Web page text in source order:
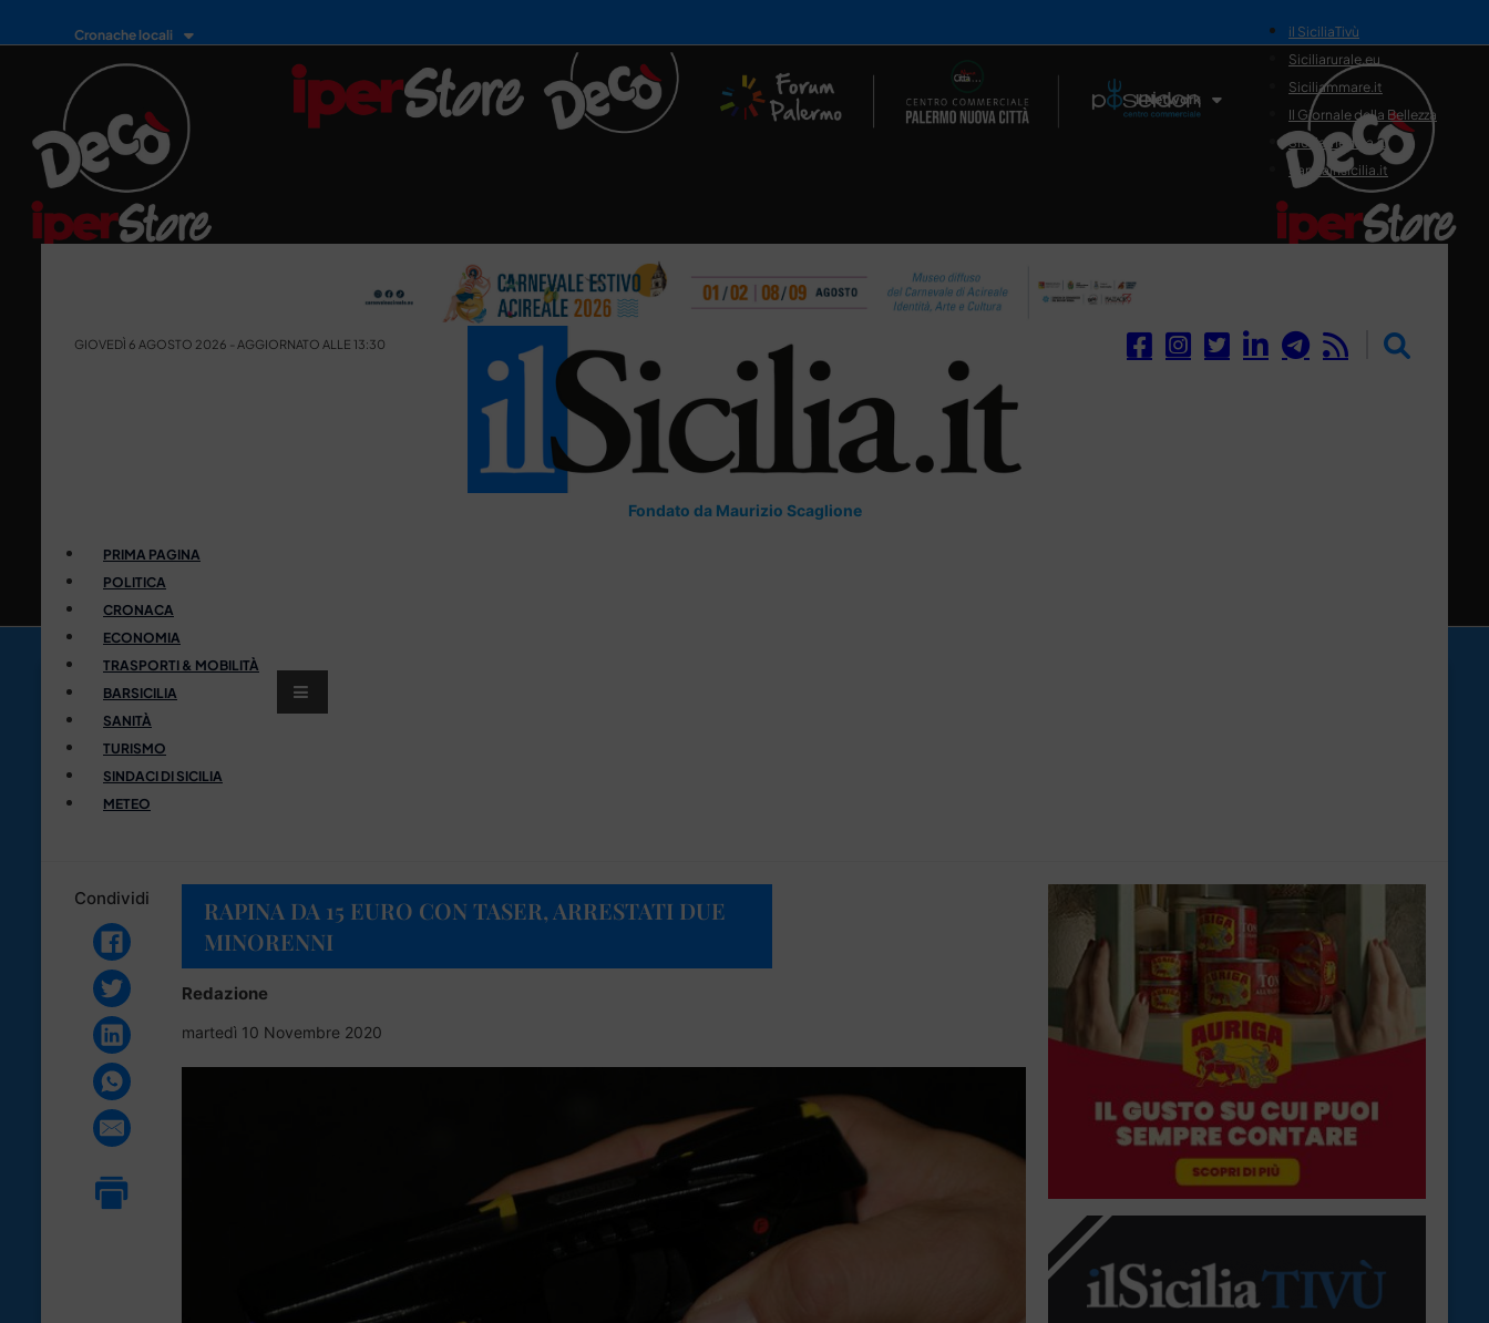
Cronache locali
Il Network
il SiciliaTivù
Siciliarurale.eu
Siciliammare.it
Il Giornale della Bellezza
Siciliamedica.it
Sanitainsicilia.it
GIOVEDÌ 6 AGOSTO 2026 - AGGIORNATO ALLE 13:30
Fondato da Maurizio Scaglione
PRIMA PAGINA
POLITICA
CRONACA
ECONOMIA
TRASPORTI & MOBILITÀ
BARSICILIA
SANITÀ
TURISMO
SINDACI DI SICILIA
METEO
Condividi
RAPINA DA 15 EURO CON TASER, ARRESTATI DUE
MINORENNI
Redazione
martedì 10 Novembre 2020